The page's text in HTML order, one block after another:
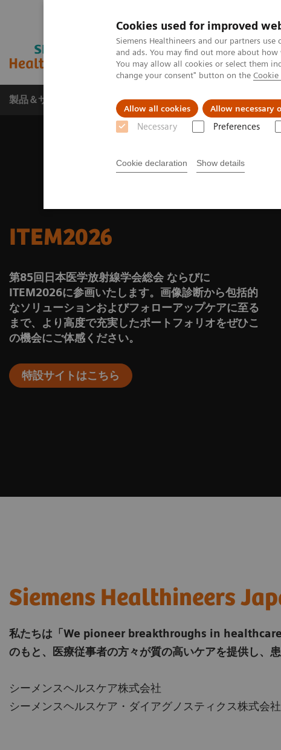
Cookies used for improved
Siemens Healthineers and our partners
and ads. You may find out more about
You may allow all cookies or select them
change your consent" button on the Cookie
Allow all cookies Allow necessary
Necessary Preferences
Cookie declaration Show details
製品＆サービス サポート情報 Insights
ITEM2026
第85回日本医学放射線学会総会 ならびに
ITEM2026に参画いたします。画像診断から包括的
なソリューションおよびフォローアップケアに至る
まで、より高度で充実したポートフォリオをぜひこ
の機会にご体感ください。
特設サイトはこちら
Siemens Healthineers
私たちは「We pioneer breakthroughs in
のもと、医療従事者の方々が質の高いケアを提供し、
シーメンスヘルスケア株式会社
シーメンスヘルスケア・ダイアグノスティクス株式会社